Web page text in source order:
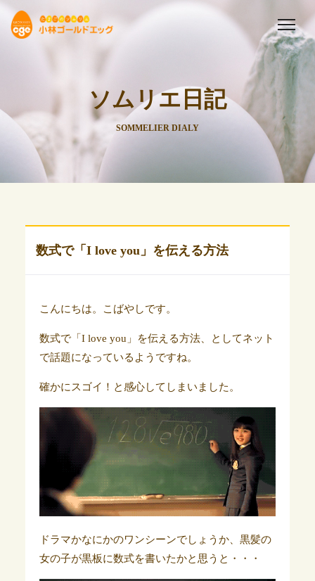
ソムリエ日記
SOMMELIER DIALY
数式で「I love you」を伝える方法
こんにちは。こばやしです。
数式で「I love you」を伝える方法、としてネット
で話題になっているようですね。
確かにスゴイ！と感心してしまいました。
ドラマかなにかのワンシーンでしょうか、黒髪の
女の子が黒板に数式を書いたかと思うと・・・